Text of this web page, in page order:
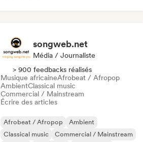
songweb.net
Média / Journaliste
> 900 feedbacks réalisés
Musique africaineAfrobeat / Afropop
AmbientClassical music
Commercial / Mainstream
Écrire des articles
Afrobeat / Afropop
Ambient
Classical music
Commercial / Mainstream